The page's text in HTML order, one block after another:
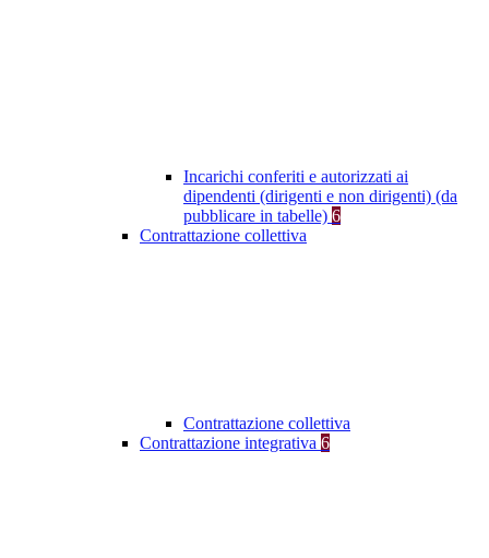
Incarichi conferiti e autorizzati ai
dipendenti (dirigenti e non dirigenti) (da
pubblicare in tabelle) 6
Contrattazione collettiva
Contrattazione collettiva
Contrattazione integrativa 6